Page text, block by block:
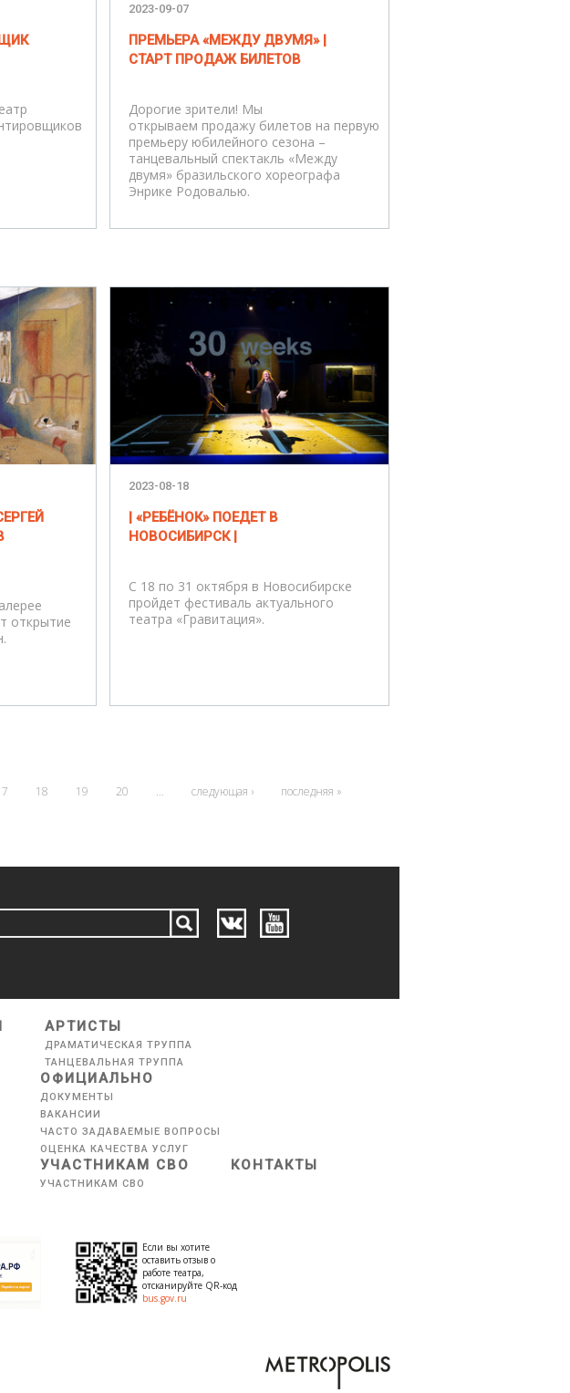
2023-09-07
ПРЕМЬЕРА «МЕЖДУ ДВУМЯ» |
СТАРТ ПРОДАЖ БИЛЕТОВ
Дорогие зрители! Мы
открываем продажу билетов на первую
премьеру юбилейного сезона –
танцевальный спектакль «Между
двумя» бразильского хореографа
Энрике Родовалью.
открытие
2023-08-18
| «РЕБЁНОК» ПОЕДЕТ В
НОВОСИБИРСК |
С 18 по 31 октября в Новосибирске
пройдет фестиваль актуального
театра «Гравитация».
18 19 20 … следующая › последняя »
АРТИСТЫ
ДРАМАТИЧЕСКАЯ ТРУППА
ТАНЦЕВАЛЬНАЯ ТРУППА
ОФИЦИАЛЬНО
ДОКУМЕНТЫ
ВАКАНСИИ
ЧАСТО ЗАДАВАЕМЫЕ ВОПРОСЫ
ОЦЕНКА КАЧЕСТВА УСЛУГ
УЧАСТНИКАМ СВО
УЧАСТНИКАМ СВО
КОНТАКТЫ
Если вы хотите
оставить отзыв о
работе театра,
отсканируйте QR-код
bus.gov.ru